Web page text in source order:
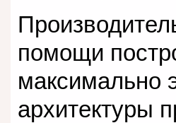
помощи
максимально
архитектуры